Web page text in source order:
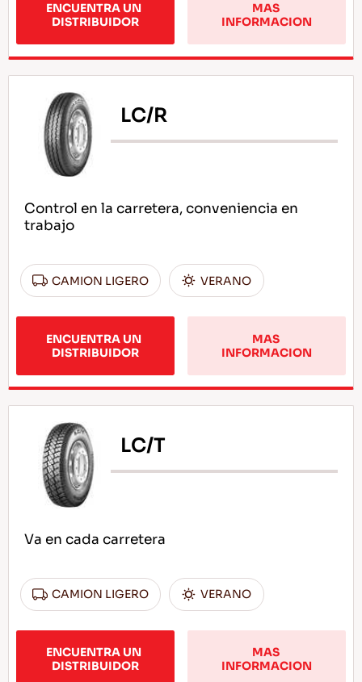
ENCUENTRA UN
DISTRIBUIDOR
MAS
INFORMACION
LC/R
Control en la carretera, conveniencia en
trabajo
CAMION LIGERO VERANO
ENCUENTRA UN
DISTRIBUIDOR
MAS
INFORMACION
LC/T
Va en cada carretera
CAMION LIGERO VERANO
ENCUENTRA UN
DISTRIBUIDOR
MAS
INFORMACION